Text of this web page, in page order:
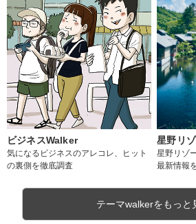
ビジネスWalker
気になるビジネスのアレコレ、ヒット
の裏側を徹底調査
星野リ
星野リゾ
最新情報
テーマwalkerをもっと